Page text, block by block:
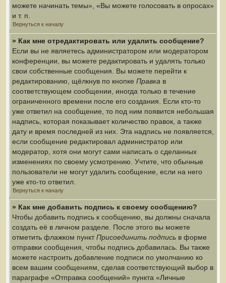
можете начинать темы», «Вы можете голосовать в опросах»
и т. п.
Вернуться к началу
» Как мне отредактировать или удалить сообщение?
Если вы не являетесь администратором или модератором
конференции, вы можете редактировать и удалять только
свои собственные сообщения. Вы можете перейти к
редактированию, щёлкнув по кнопке Правка в
соответствующем сообщении, иногда только в течение
ограниченного времени после его создания. Если кто-то
уже ответил на сообщение, то под ним появится небольшая
надпись, которая показывает количество правок, а также
дату и время последней из них. Эта надпись не появляется,
если сообщение редактировал администратор или
модератор, хотя они могут сами написать о сделанных
изменениях по своему усмотрению. Учтите, что обычные
пользователи не могут удалить сообщение, если на него
уже кто-то ответил.
Вернуться к началу
» Как мне добавить подпись к своему сообщению?
Чтобы добавить подпись к сообщению, вы должны сначала
создать её в личном разделе. После этого вы можете
отметить флажком пунктПрисоединить подпись в форме
отправки сообщения, чтобы подпись добавилась. Вы также
можете настроить добавление подписи по умолчанию ко
всем вашим сообщениям, сделав соответствующий выбор в
параграфе «Отправка сообщений» пункта «Личные